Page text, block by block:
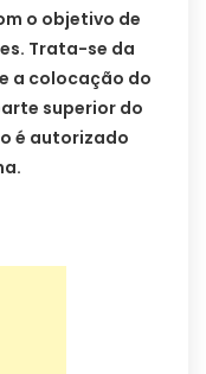
o objetivo de
Trata-se da
a colocação do
superior do
é autorizado